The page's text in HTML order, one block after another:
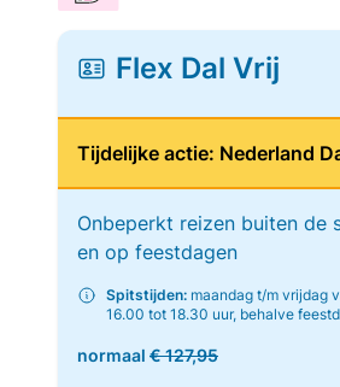
Flex Dal Vrij
Tijdelijke actie: Nederland
Onbeperkt reizen buiten de
en op feestdagen
Spitstijden: maandag t/m vrijdag
16.00 tot 18.30 uur, behalve
normaal € 127,95